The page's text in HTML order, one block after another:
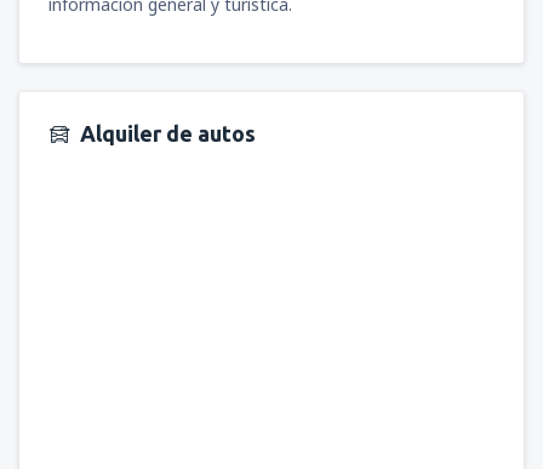
Alquiler de autos